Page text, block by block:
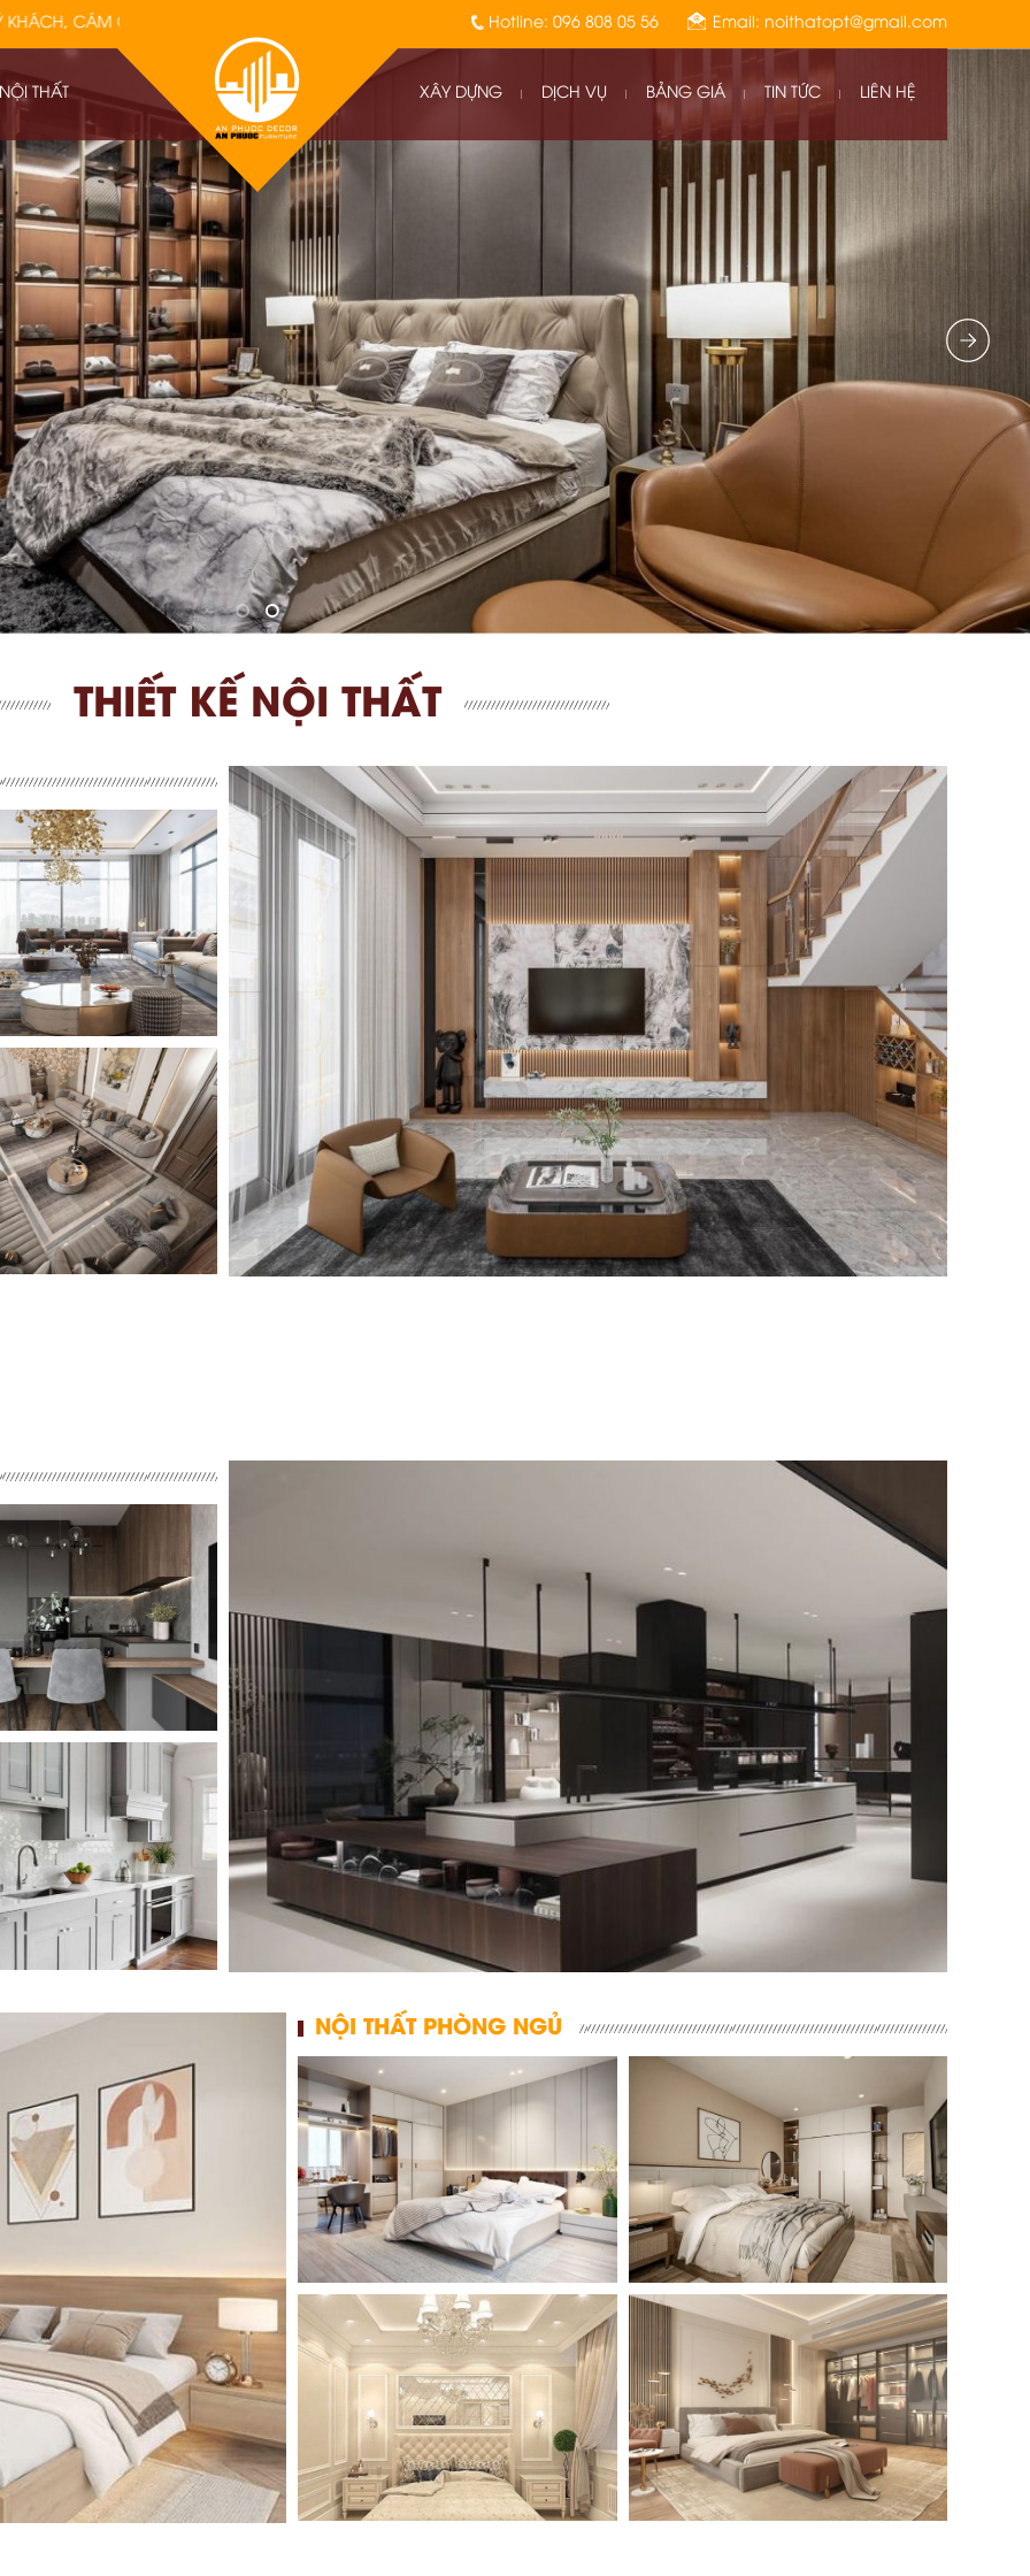
ĐÃ ĐỒNG HÀNH VỚI AN PHƯỚC TRONG THỜI GIAN QUA Hotline: 096 808 05 56 Email: noithatopt@gmail.com
THẤT XÂY DỰNG DỊCH VỤ BẢNG GIÁ TIN TỨC LIÊN HỆ
THIẾT KẾ NỘI THẤT
THẤT PHONG CÁCH
LUXURY
ĐIỀN / CỔ ĐIỂN
THIẾT KẾ NỘI THẤT PHÒNG KHÁCH HIỆN ĐẠI
THẤT BẾP S NHỎ
BẾP TÂN CỔ ĐIỂN
NỘI THẤT BẾP HIỆN ĐẠI
NỘI THẤT PHÒNG NGỦ
NỘI THẤT PHÒNG NGỦ -03 NỘI THẤT PHÒNG NGỦ -01
Gỗ Công Nghiệp có bền không
Cùng chúng tôi tìm hiểu gỗ công
nghiệp và gỗ tự nhiên qua bài viết